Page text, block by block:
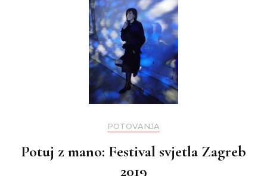
POTOVANJA
Potuj z mano: Festival svjetla Zagreb
2019